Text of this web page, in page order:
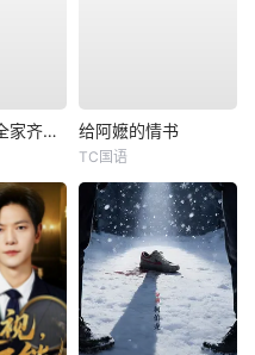
天降小萌祖全家齐齐宠 给阿嬷的情书
TC国语